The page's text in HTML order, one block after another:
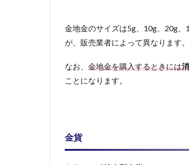
ない
4.3
や盗
難
変
4.5
金地金のサイズは5g、10g、20g
が、販売業者によって異なります。
なお、 金地金を購入するときには
ことになります。
金貨